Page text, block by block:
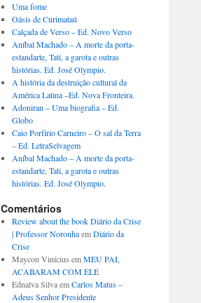
Uma fome
Oásis de Curimataú
Calçada de Verso – Ed. Novo Verso
Aníbal Machado – A morte da porta-
estandarte, Tati, a garota e outras
histórias. Ed. José Olympio.
A história da destruição cultural da
América Latina –Ed. Nova Fronteira.
Adoniran – Uma biografia – Ed.
Globo
Caio Porfírio Carneiro – O sal da Terra
– Ed. LetraSelvagem
Aníbal Machado – A morte da porta-
estandarte, Tati, a garota e outras
histórias. Ed. José Olympio.
Comentários
Review about the book Diário da Crise
| Professor NoronhaemDiário da
Crise
Maycon Vinícius emMEU PAI,
ACABARAM COM ELE
Ednalva SilvaemCarlos Matus –
Adeus Senhor Presidente